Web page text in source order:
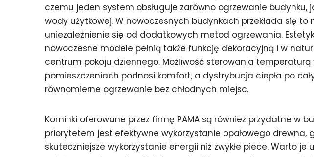
czemu jeden system obsługuje zarówno ogrzewanie budynku,
wody użytkowej. W nowoczesnych budynkach przekłada się to
uniezależnienie się od dodatkowych metod ogrzewania.
nowoczesne modele pełnią także funkcję dekoracyjną i w
centrum pokoju dziennego. Możliwość sterowania temperaturą
pomieszczeniach podnosi komfort, a dystrybucja ciepła po
równomierne ogrzewanie bez chłodnych miejsc.
Kominki oferowane przez firmę PAMA są również przydatne w
priorytetem jest efektywne wykorzystanie opałowego drewna,
skuteczniejsze wykorzystanie energii niż zwykłe piece. Warto je